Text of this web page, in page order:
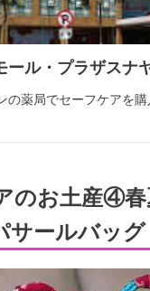
ール・プラザスナ
の薬局でセーフケアを
のお土産④
サールバッグ